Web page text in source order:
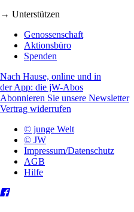
→ Unterstützen
Genossenschaft
Aktionsbüro
Spenden
Nach Hause, online und in
der App: die jW-Abos
Abonnieren Sie unsere Newsletter
Vertrag widerrufen
© junge Welt
© JW
Impressum/Datenschutz
AGB
Hilfe